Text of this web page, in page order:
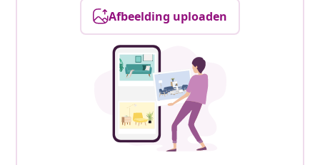
Afbeelding uploaden